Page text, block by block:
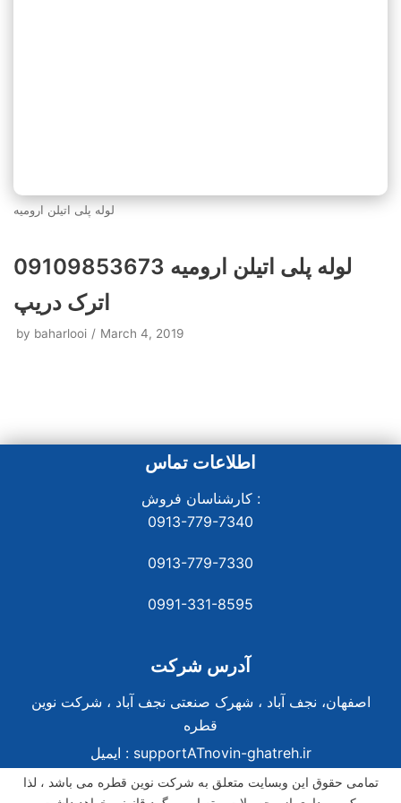
لوله پلی اتیلن ارومیه
لوله پلی اتیلن ارومیه 09109853673
اترک دریپ
by baharlooi March 4, 2019
اطلاعات تماس
کارشناسان فروش :
0913-779-7340
0913-779-7330
0991-331-8595
آدرس شرکت
اصفهان، نجف آباد ، شهرک صنعتی نجف آباد ، شرکت نوین
قطره
ایمیل : supportATnovin-ghatreh.ir
تمامی حقوق این وبسایت متعلق به شرکت نوین قطره می باشد ، لذا